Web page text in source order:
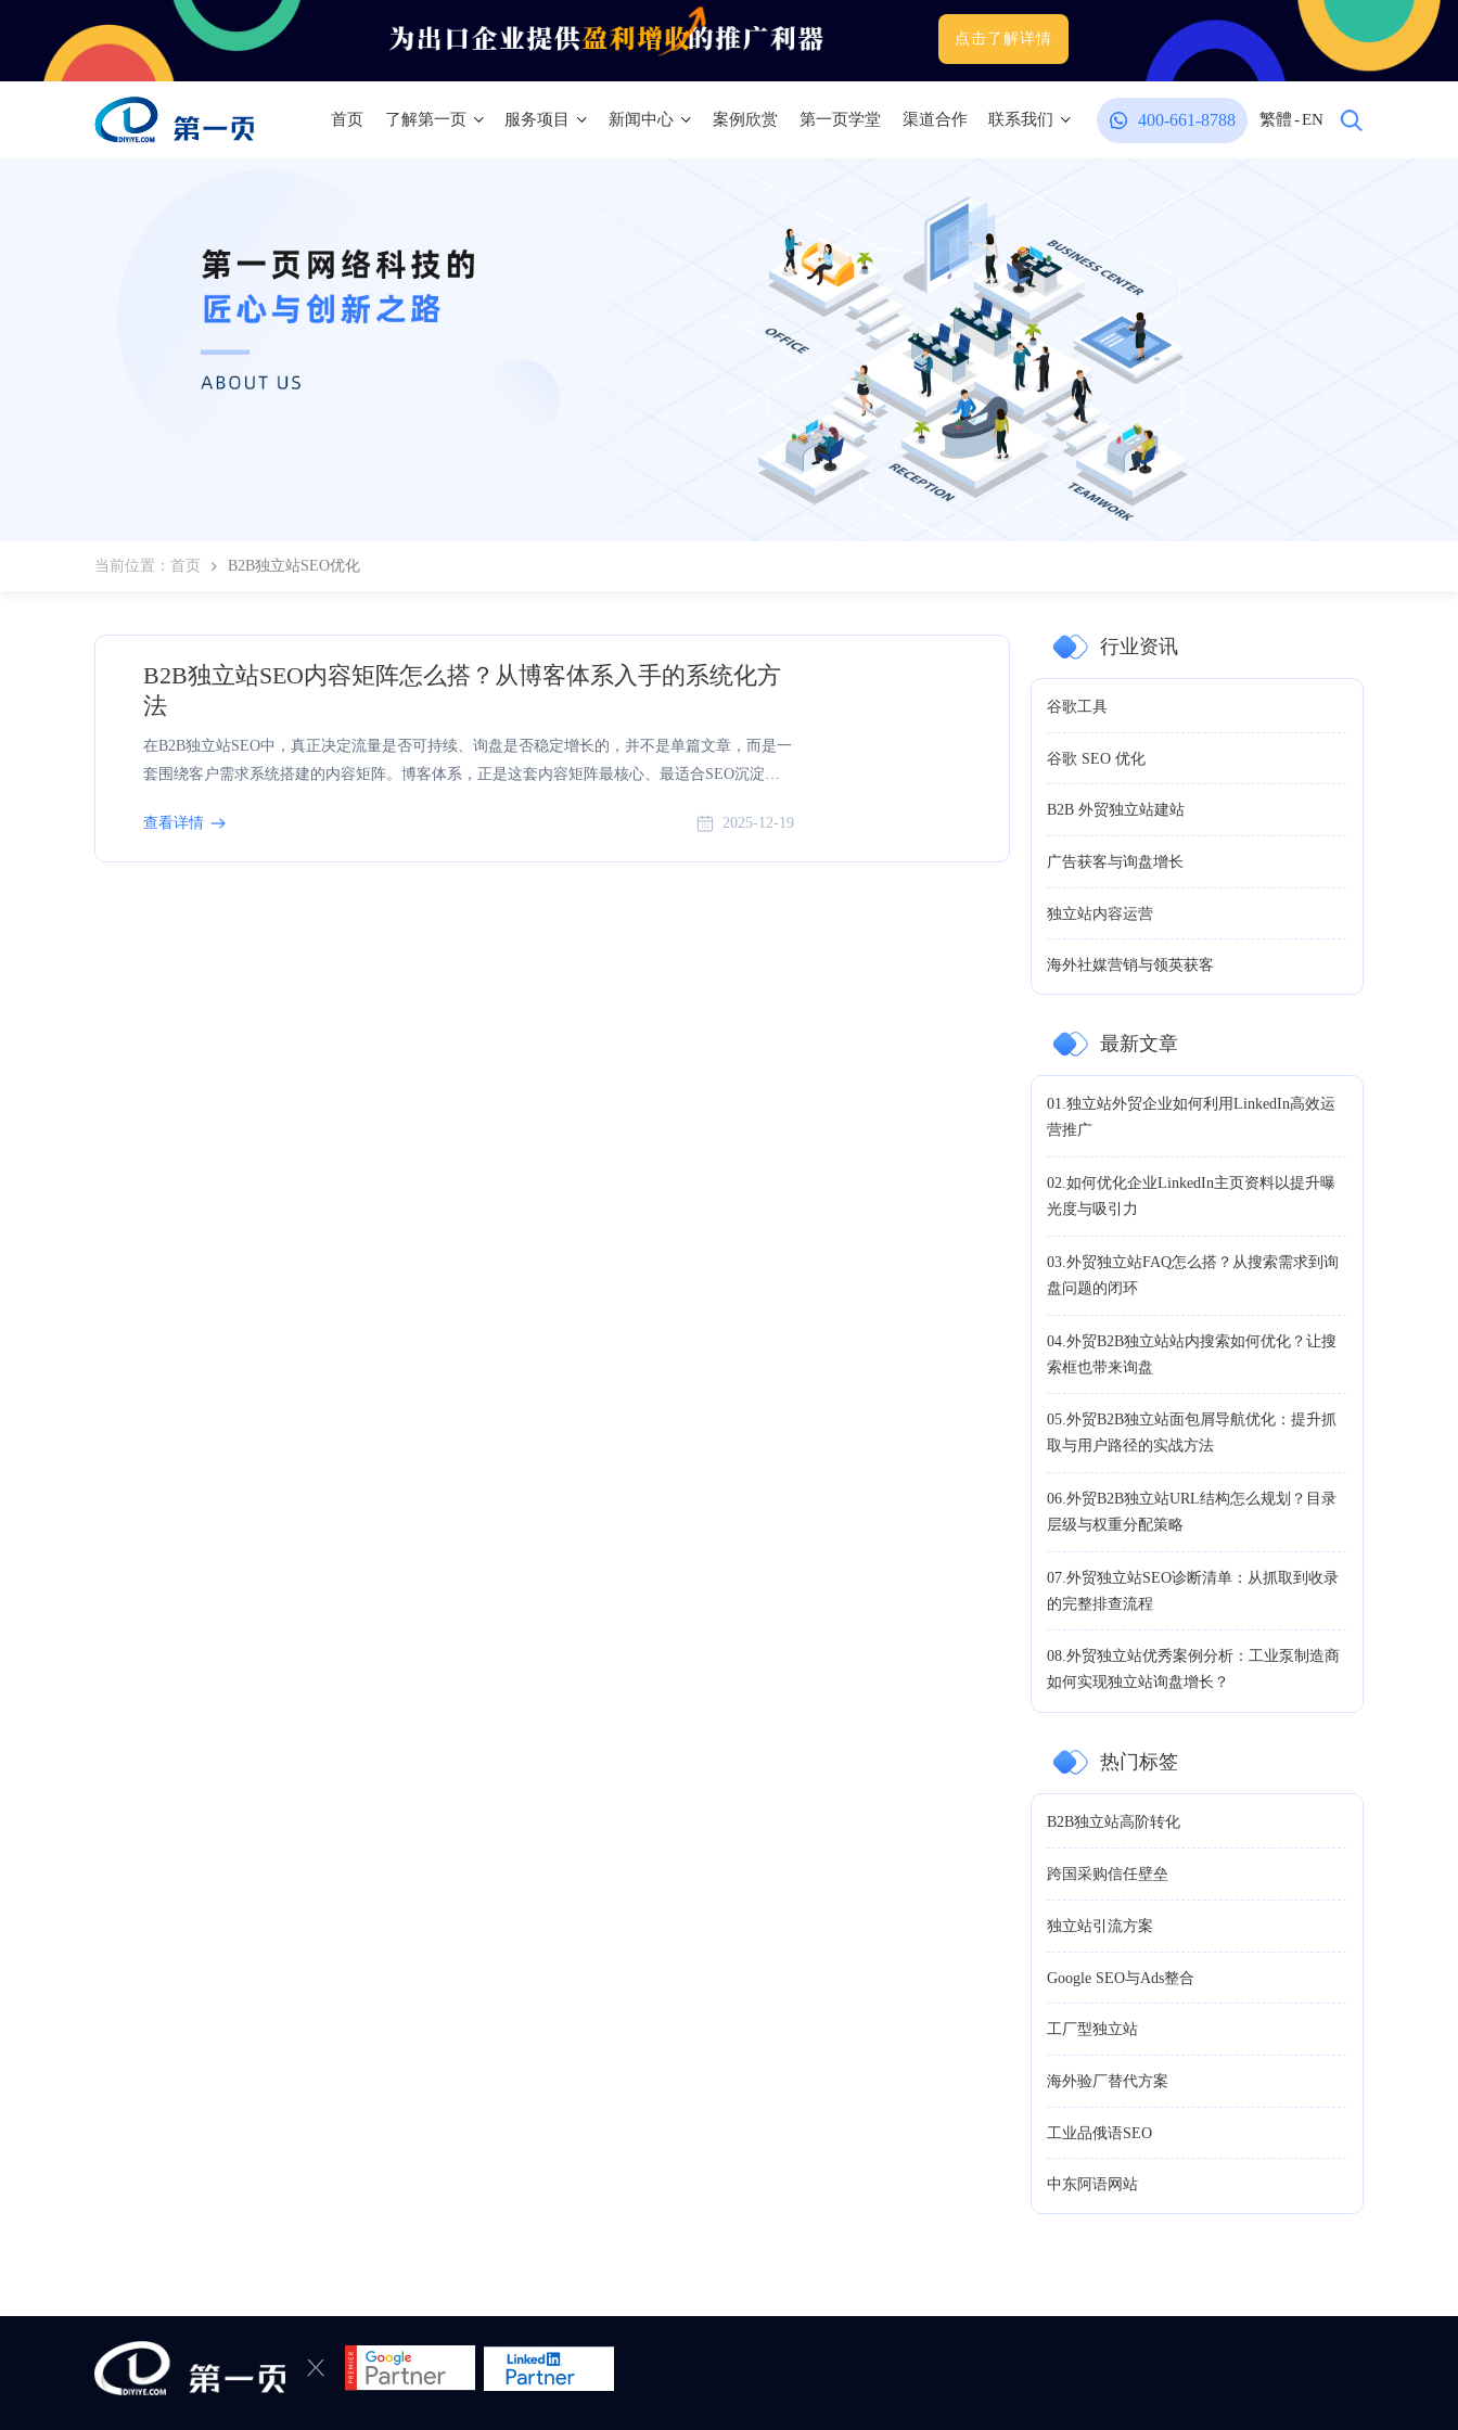
点击了解详情
首页 了解第一页 服务项目 新闻中心 案例欣赏 第一页学堂 渠道合作 联系我们 400-661-8788 繁體 -EN
当前位置：首页 B2B独立站SEO优化
B2B独立站SEO内容矩阵怎么搭？从博客体系入手的系统化方
法
在B2B独立站SEO中，真正决定流量是否可持续、询盘是否稳定增长的，并不是单篇文章，而是一
套围绕客户需求系统搭建的内容矩阵。博客体系，正是这套内容矩阵最核心、最适合SEO沉淀的
承接客户采购全流程，并将自然流量转化为真实商机。核心要点内容矩阵帮助企业围绕客户需
求，系统规划关键词与内容主题，提升SEO流量和转化。明确品牌曝光和转化目标，关注网站访
查看详情 2025-12-19
行业资讯
谷歌工具
谷歌 SEO 优化
B2B 外贸独立站建站
广告获客与询盘增长
独立站内容运营
海外社媒营销与领英获客
最新文章
01.独立站外贸企业如何利用LinkedIn高效运
营推广
02.如何优化企业LinkedIn主页资料以提升曝
光度与吸引力
03.外贸独立站FAQ怎么搭？从搜索需求到询
盘问题的闭环
04.外贸B2B独立站站内搜索如何优化？让搜
索框也带来询盘
05.外贸B2B独立站面包屑导航优化：提升抓
取与用户路径的实战方法
06.外贸B2B独立站URL结构怎么规划？目录
层级与权重分配策略
07.外贸独立站SEO诊断清单：从抓取到收录
的完整排查流程
08.外贸独立站优秀案例分析：工业泵制造商
如何实现独立站询盘增长？
热门标签
B2B独立站高阶转化
跨国采购信任壁垒
独立站引流方案
Google SEO与Ads整合
工厂型独立站
海外验厂替代方案
工业品俄语SEO
中东阿语网站